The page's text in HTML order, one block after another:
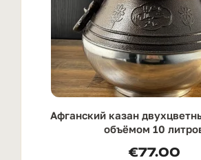
Афганский казан
oбъёмом 10
€77.00